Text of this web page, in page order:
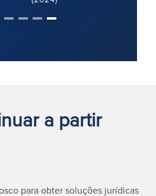
a partir
para obter soluções jurídicas